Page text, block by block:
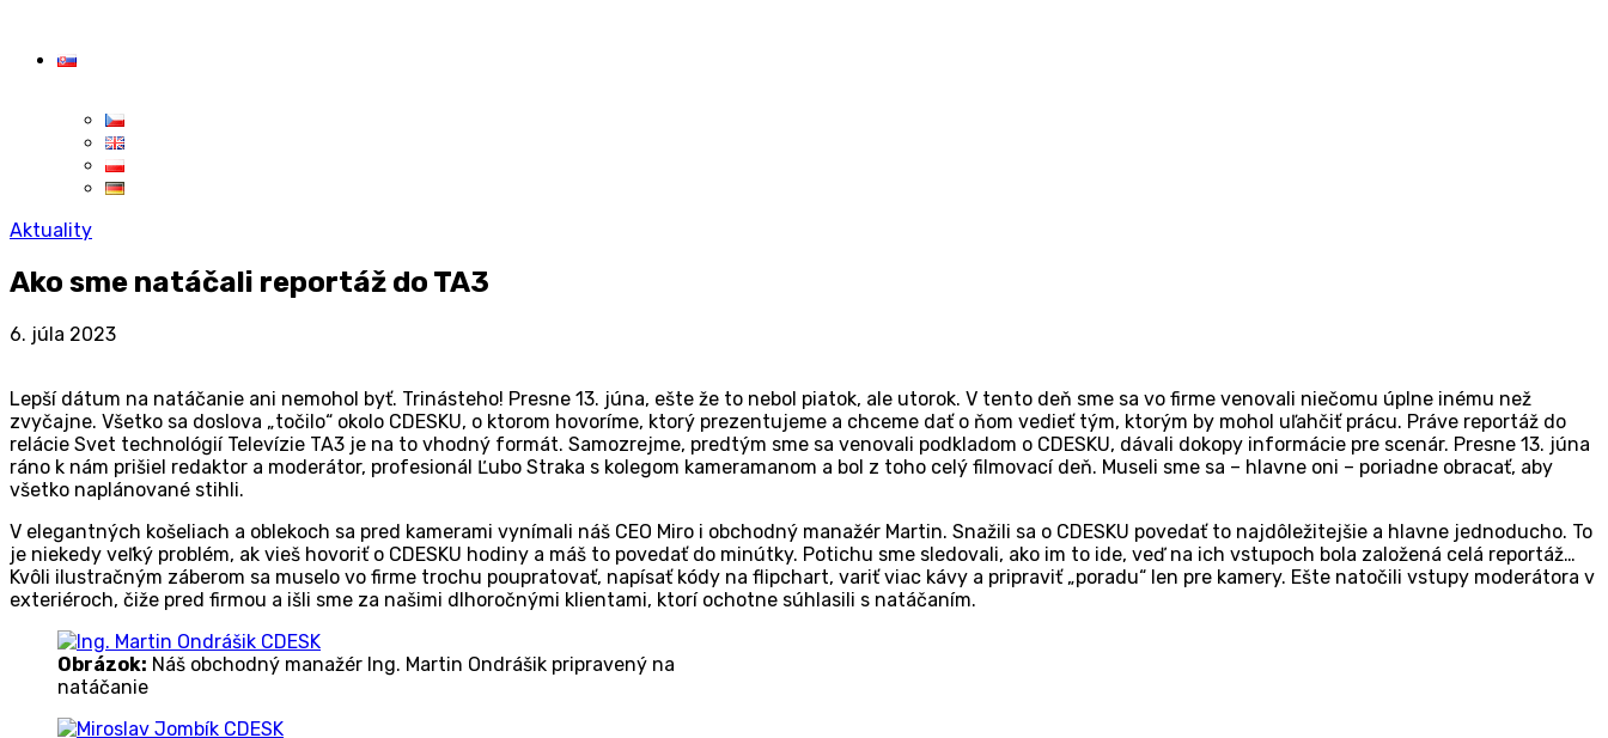
Aktuality
Ako sme natáčali reportáž do TA3
6. júla 2023
Lepší dátum na natáčanie ani nemohol byť. Trinásteho! Presne 13. júna, ešte že to nebol piatok, ale utorok. V tento deň sme sa vo firme venovali niečomu úplne inému než
zvyčajne. Všetko sa doslova „točilo“ okolo CDESKU, o ktorom hovoríme, ktorý prezentujeme a chceme dať o ňom vedieť tým, ktorým by mohol uľahčiť prácu. Práve reportáž do
relácie Svet technológií Televízie TA3 je na to vhodný formát. Samozrejme, predtým sme sa venovali podkladom o CDESKU, dávali dokopy informácie pre scenár. Presne 13. júna
ráno k nám prišiel redaktor a moderátor, profesionál Ľubo Straka s kolegom kameramanom a bol z toho celý filmovací deň. Museli sme sa – hlavne oni – poriadne obracať, aby
všetko naplánované stihli.
V elegantných košeliach a oblekoch sa pred kamerami vynímali náš CEO Miro i obchodný manažér Martin. Snažili sa o CDESKU povedať to najdôležitejšie a hlavne jednoducho. To
je niekedy veľký problém, ak vieš hovoriť o CDESKU hodiny a máš to povedať do minútky. Potichu sme sledovali, ako im to ide, veď na ich vstupoch bola založená celá reportáž…
Kvôli ilustračným záberom sa muselo vo firme trochu poupratovať, napísať kódy na flipchart, variť viac kávy a pripraviť „poradu“ len pre kamery. Ešte natočili vstupy moderátora v
exteriéroch, čiže pred firmou a išli sme za našimi dlhoročnými klientami, ktorí ochotne súhlasili s natáčaním.
Obrázok: Náš obchodný manažér Ing. Martin Ondrášik pripravený na
natáčanie